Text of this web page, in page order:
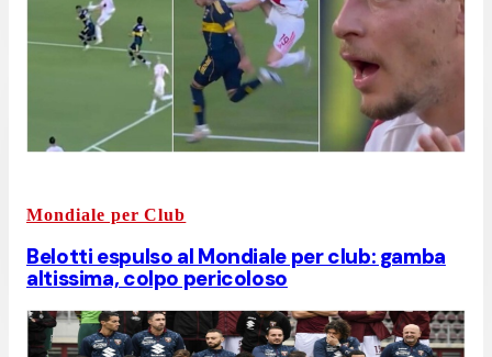
Mondiale per Club
Belotti espulso al Mondiale per club: gamba
altissima, colpo pericoloso